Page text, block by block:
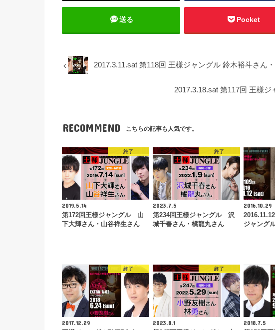
送る Pocket
2017.3.11.sat 第118回 王様ジャングル 鈴木裕斗さん
2017.3.18.sat 第117回 王様
RECOMMEND こちらの記事も人気です。
終了
2019.5.14
第172回王様ジャングル 山
下大輝さん・山谷祥生さん
終了
2023.7.5
第234回王様ジャングル 沢
城千春さん・橘龍丸さん
2016.10.29
ジャング
終了
2017.12.29
終了
2023.8.1
2018.7.5